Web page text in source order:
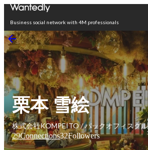
Business social network with 4M professionals
栗本 雪絵
株式会社KOMPEITO / バックオフィスグ
29Connections32Followers